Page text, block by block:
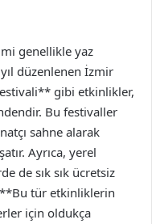
genellikle yaz
düzenlenen İzmir
gibi etkinlikler,
Bu festivaller
sahne alarak
Ayrıca, yerel
de sık sık ücretsiz
tür etkinliklerin
için oldukça